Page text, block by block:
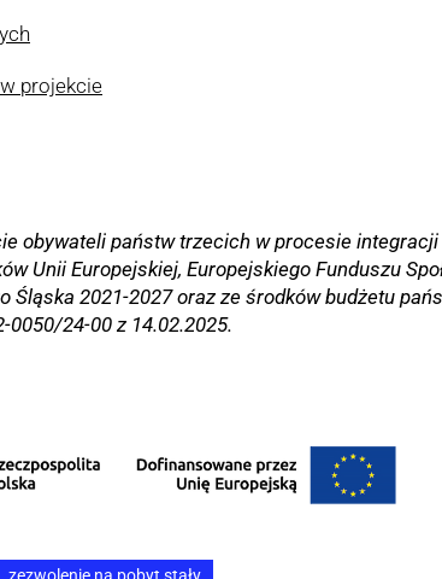
projekcie
obywateli państw trzecich w procesie
Unii Europejskiej, Europejskiego Funduszu
Śląska 2021-2027 oraz ze środków budżetu
0050/24-00 z 14.02.2025.